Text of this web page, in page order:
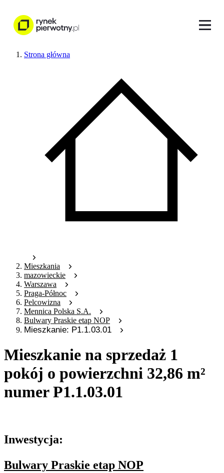
Strona główna
Mieszkania
mazowieckie
Warszawa
Praga-Północ
Pelcowizna
Mennica Polska S.A.
Bulwary Praskie etap NOP
Mieszkanie: P1.1.03.01
Mieszkanie na sprzedaż 1
pokój o powierzchni 32,86 m²
numer P1.1.03.01
Inwestycja:
Bulwary Praskie etap NOP